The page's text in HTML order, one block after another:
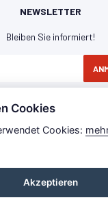
NEWSLETTER
Bleiben Sie informiert!
einverstanden
Impressum
Cookies
Cookies:
Akzeptieren